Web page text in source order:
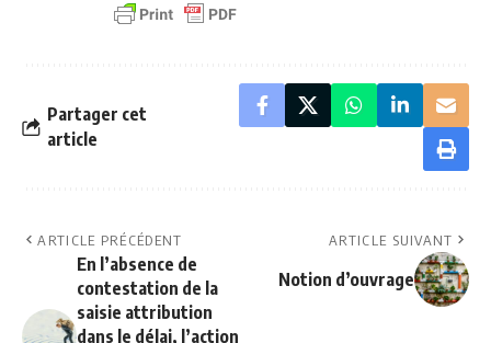
Partager cet
article
ARTICLE PRÉCÉDENT
En l’absence de
contestation de la
saisie attribution
dans le délai, l’action
ARTICLE SUIVANT
Notion d’ouvrage